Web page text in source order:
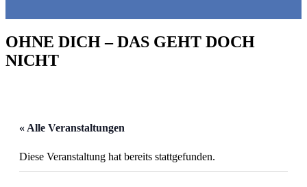
OHNE DICH – DAS GEHT DOCH
NICHT
« Alle Veranstaltungen
Diese Veranstaltung hat bereits stattgefunden.